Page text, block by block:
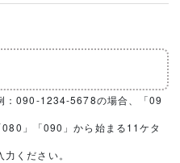
：090-1234-5678の場合、「09
」「090」から始まる11ケタ
ください。